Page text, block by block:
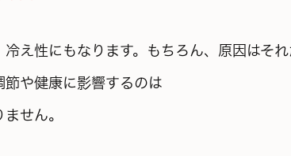
冷え性にもなります。もちろん、原因はそれ
節や健康に影響するのは
せん。